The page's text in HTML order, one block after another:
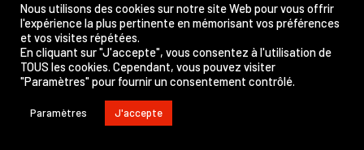
Nous utilisons des cookies sur notre site Web pour vous offrir
l'expérience la plus pertinente en mémorisant vos préférences
et vos visites répétées.
En cliquant sur "J'accepte", vous consentez à l'utilisation de
TOUS les cookies. Cependant, vous pouvez visiter
"Paramètres" pour fournir un consentement contrôlé.
Paramètres J'accepte